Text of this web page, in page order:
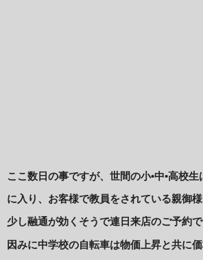
ここ数日の事ですが、世間の小•中•高校生
に入り、お客様で教員をされている親御
少し融通が効くそうで連日来店のご予約で
因みに中学校の自転車は物価上昇と共に